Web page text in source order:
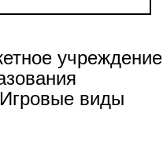
учреждение
виды